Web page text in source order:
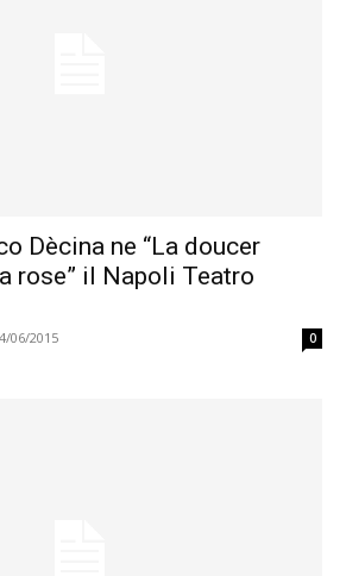
Dècina ne “La doucer
rose” il Napoli Teatro
06/2015 0